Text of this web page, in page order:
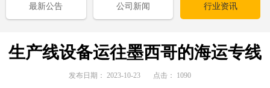
最新公告 公司新闻 行业资讯
生产线设备运往墨西哥的海运专线
发布日期： 2023-10-23 点击： 1090